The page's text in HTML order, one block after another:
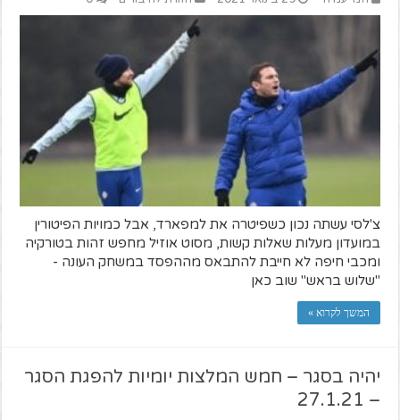
צ'לסי עשתה נכון כשפיטרה את למפארד, אבל כמויות הפיטורין
במועדון מעלות שאלות קשות, מסוט אוזיל מחפש זהות בטורקיה
ומכבי חיפה לא חייבת להתבאס מההפסד במשחק העונה -
"שלוש בראש" שוב כאן
המשך לקרוא »
יהיה בסגר – חמש המלצות יומיות להפגת הסגר
– 27.1.21